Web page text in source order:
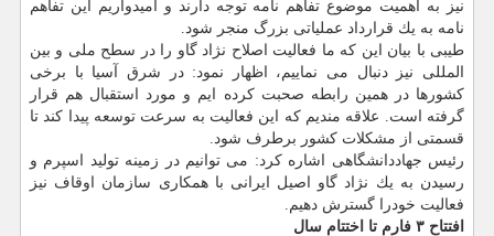
نیز به اهمیت موضوع تفاهم نامه توجه دارند و امیدواریم این تفاهم
نامه به یك قرارداد عملیاتی بزرگ منجر شود.
طیبی با بیان این كه ما فعالیت اصلاح نژاد گاو را در سطح ملی و بین
المللی نیز دنبال می نماییم، اظهار نمود: در شرق آسیا با برخی
كشورها در همین رابطه صحبت كرده ایم و مورد استقبال هم قرار
گرفته است. علاقه مندیم كه این فعالیت به سرعت توسعه پیدا كند تا
قسمتی از مشكلات كشور برطرف شود.
رئیس جهاددانشگاهی اشاره كرد: می توانیم در زمینه تولید اسپرم و
رسیدن به یك نژاد گاو اصیل ایرانی با همكاری سازمان اوقاف نیز
فعالیت خودرا گسترش دهیم.
افتتاح ۳ فارم تا اختتام سال